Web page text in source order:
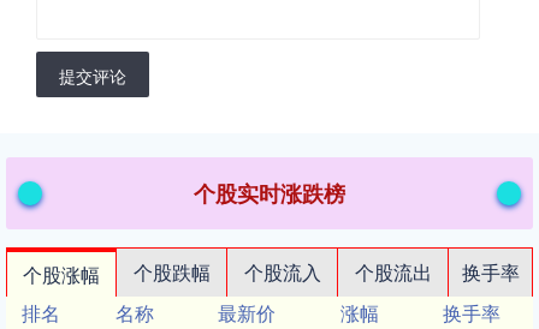
提交评论
个股实时涨跌榜
个股涨幅 个股跌幅 个股流入 个股流出
换手率
排名
名称 最新价 涨幅
换手率